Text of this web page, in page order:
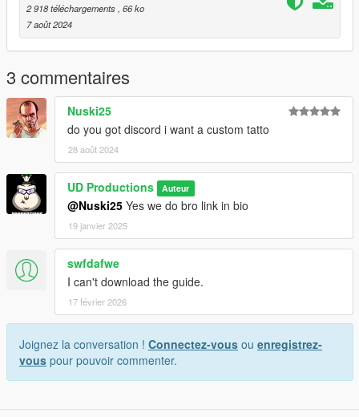
2 918 téléchargements , 66 ko
7 août 2024
3 commentaires
Nuski25
do you got discord i want a custom tatto
28 août 2024
UD Productions Auteur
@Nuski25 Yes we do bro link in bio
19 janvier 2025
swfdafwe
I can't download the guide.
17 février 2026
Joignez la conversation ! Connectez-vous ou enregistrez-
vous pour pouvoir commenter.